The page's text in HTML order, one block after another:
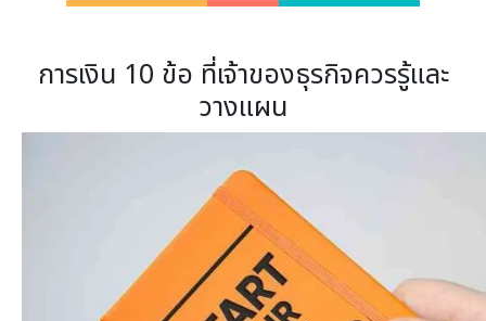
การเงิน 10 ข้อ ที่เจ้าของธุรกิจควรรู้และ
วางแผน